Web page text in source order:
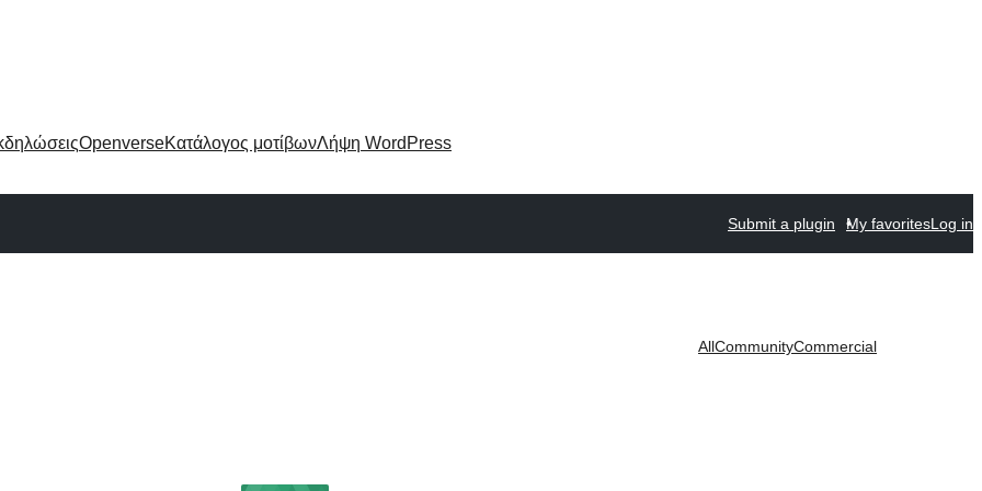
OpenverseΚατάλογος μοτίβωνΛήψη WordPress
Submit a plugin My favoritesLog in
AllCommunityCommercial